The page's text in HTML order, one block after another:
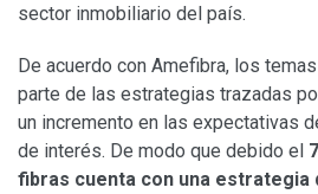
sector inmobiliario del país.
De acuerdo con Amefibra, los
parte de las estrategias trazadas
un incremento en las expectativas
de interés. De modo que debido el
fibras cuenta con una estrategia